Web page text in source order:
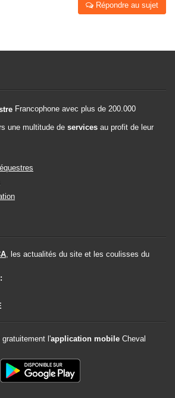
Répondre au sujet
Francophone avec plus de 200.000
une multitude de services au profit de leur
, les actualités du site et les coulisses du
gratuitement l'application mobile Cheval